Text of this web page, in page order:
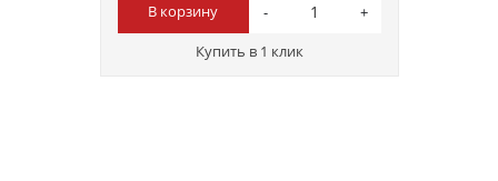
В корзину
Купить в 1 клик